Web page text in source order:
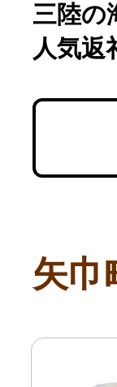
三陸の
人気返
矢巾